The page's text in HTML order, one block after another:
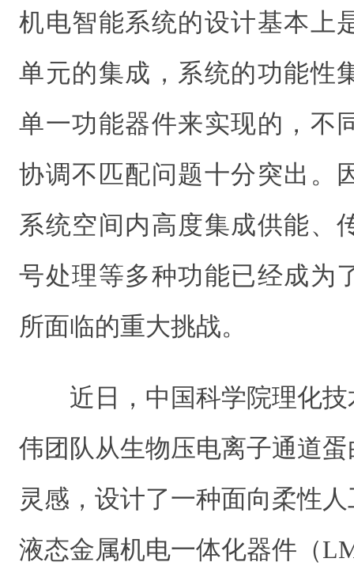
机电智能系统的设计基本上
单元的集成，系统的功能性
单一功能器件来实现的，不
协调不匹配问题十分突出。
系统空间内高度集成供能、
号处理等多种功能已经成为
所面临的重大挑战。
近日，中国科学院理化
伟团队从生物压电离子通道
灵感，设计了一种面向柔性
液态金属机电一体化器件（